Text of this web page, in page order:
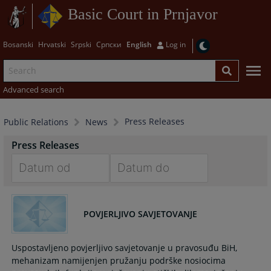
Basic Court in Prnjavor
Bosanski Hrvatski Srpski Српски English Log in
Advanced search
Public Relations News Press Releases
Press Releases
forward
interact
the
calendar
to
the
calendar
POVJERLJIVO SAVJETOVANJE
Uspostavljeno povjerljivo savjetovanje u pravosuđu BiH,
mehanizam namijenjen pružanju podrške nosiocima